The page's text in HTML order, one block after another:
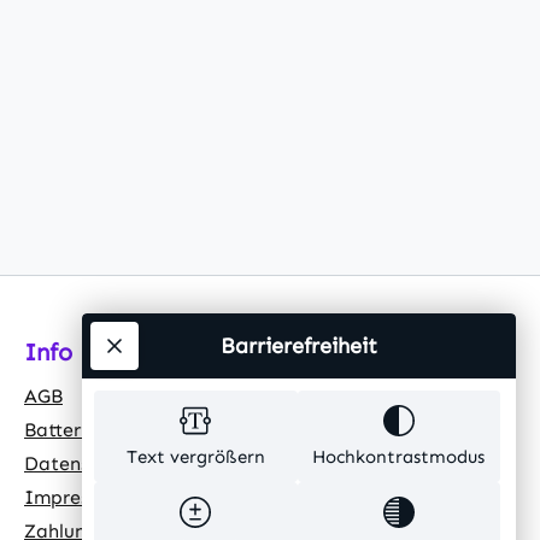
Info
AGB
Batteriehinweis
Datenschutz
Impressum
Zahlungsarten
Text vergrößern Hochkontrastmodus
Barrierefreiheit